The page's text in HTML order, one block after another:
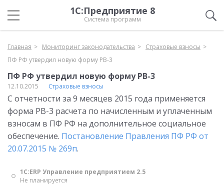
1С:Предприятие 8
Система программ
Главная Мониторинг законодательства
Страховые взносы
ПФ РФ утвердил новую форму РВ-3
ПФ РФ утвердил новую форму РВ-3
12.10.2015 Страховые взносы
С отчетности за 9 месяцев 2015 года применяется
форма РВ-3 расчета по начисленным и уплаченным
взносам в ПФ РФ на дополнительное социальное
обеспечение. Постановление Правления ПФ РФ от
20.07.2015 № 269п.
1С:ERP Управление предприятием 2.5
Не планируется